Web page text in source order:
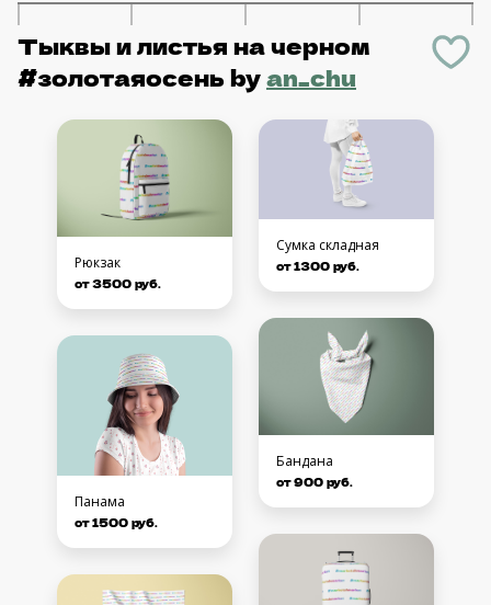
Тыквы и листья на черном
#золотаяосень byan_chu
Рюкзак
от 3500 руб.
Панама
от 1500 руб.
Сумка складная
от 1300 руб.
Бандана
от 900 руб.